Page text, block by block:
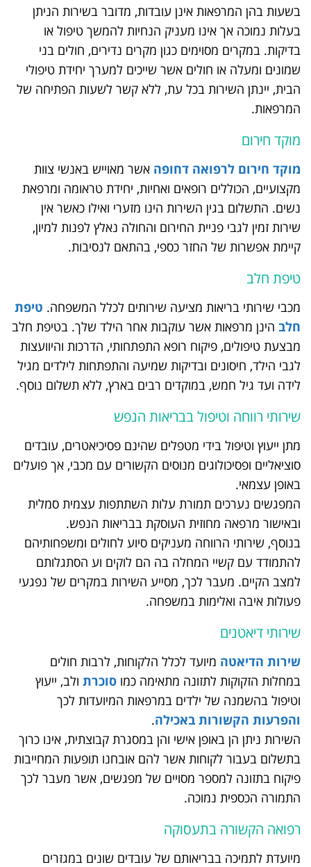
בשעות בהן המרפאות אינן עובדות, מדובר בשירות הניתן
בעלות נמוכה אך אינו מעניק הנחיות להמשך טיפול או
בדיקות. במקרים מסוימים כגון מקרים נדירים, חולים בני
שמונים ומעלה או חולים אשר שייכים למערך יחידת טיפולי
הבית, יינתן השירות בכל עת, ללא קשר לשעות הפתיחה של
המרפאות.
מוקד חירום
מוקד חירום לרפואה דחופה אשר מאוייש באנשי צוות
מקצועיים, הכוללים רופאים ואחיות, יחידת טראומה ומרפאת
נשים. התשלום בגין השירות הינו מזערי ואילו כאשר אין
שירות זמין לגבי פניית החירום והחולה נאלץ לפנות למיון,
קיימת אפשרות של החזר כספי, בהתאם לנסיבות.
טיפת חלב
מכבי שירותי בריאות מציעה שירותים לכלל המשפחה. טיפת
חלב הינן מרפאות אשר עוקבות אחר הילד שלך. בטיפת חלב
מבצעת טיפולים, פיקוח רופא התפתחותי, הדרכות והיוועצות
לגבי הילד, חיסונים ובדיקות שמיעה והתפתחות לילדים מגיל
לידה ועד גיל חמש, במוקדים רבים בארץ, ללא תשלום נוסף.
שירותי רווחה וטיפול בבריאות הנפש
מתן ייעוץ וטיפול בידי מטפלים שהינם פסיכיאטרים, עובדים
סוציאליים ופסיכולוגים מנוסים הקשורים עם מכבי, אך פועלים
באופן עצמאי.
המפגשים נערכים תמורת עלות השתתפות עצמית סמלית
ובאישור מרפאה מחוזית העוסקת בבריאות הנפש.
בנוסף, שירותי הרווחה מעניקים סיוע לחולים ומשפחותיהם
להתמודד עם קשיי המחלה בה הם לוקים וע הסתגלותם
למצב הקיים. מעבר לכך, מסייע השירות במקרים של נפגעי
פעולות איבה ואלימות במשפחה.
שירותי דיאטנים
שירות הדיאטה מיועד לכלל הלקוחות, לרבות חולים
במחלות הזקוקות לתזונה מתאימה כמו סוכרת ולב, ייעוץ
וטיפול בהשמנה של ילדים במרפאות המיועדות לכך
והפרעות הקשורות באכילה.
השירות ניתן הן באופן אישי והן במסגרת קבוצתית, אינו כרוך
בתשלום בעבור לקוחות אשר להם אובחנו תופעות המחייבות
פיקוח בתזונה למספר מסויים של מפגשים, אשר מעבר לכך
התמורה הכספית נמוכה.
רפואה הקשורה בתעסוקה
מיועדת לתמיכה בבריאותם של עובדים שונים במגזרים